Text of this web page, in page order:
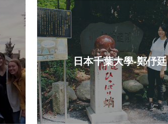
日本千葉大學-鄭伃廷